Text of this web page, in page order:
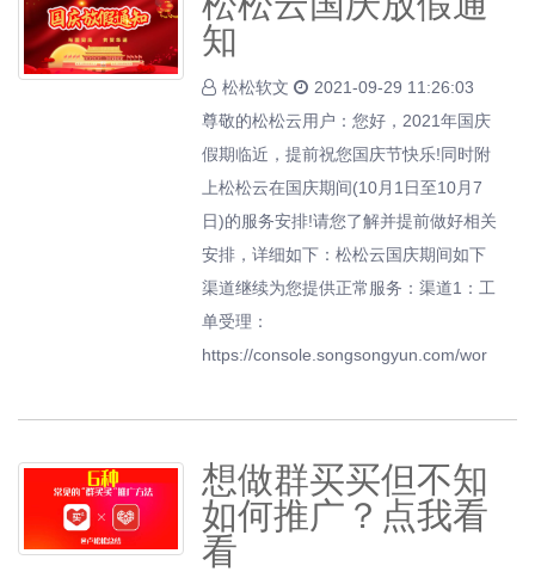
知
松松软文
2021-09-29 11:26:03
尊敬的松松云用户：您好，2021年国庆
假期临近，提前祝您国庆节快乐!同时附
上松松云在国庆期间(10月1日至10月7
日)的服务安排!请您了解并提前做好相关
安排，详细如下：松松云国庆期间如下
渠道继续为您提供正常服务：渠道1：工
单受理：
https://console.songsongyun.com/wor
想做群买买但不知
如何推广？点我看
看